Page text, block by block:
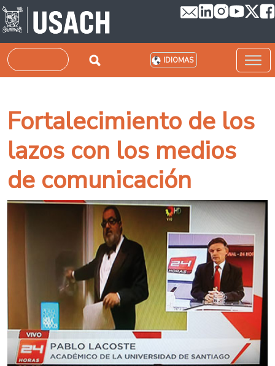
Pasar al contenido principal
Buscar IDIOMAS
Fortalecimiento de los
lazos con los medios
de comunicación